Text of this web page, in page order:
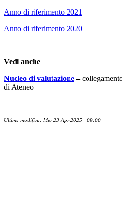
Anno di riferimento 2021
Anno di riferimento 2020
Vedi anche
Nucleo di valutazione–
di Ateneo
Ultima modifica: Mer 23 Apr 2025 - 09:00